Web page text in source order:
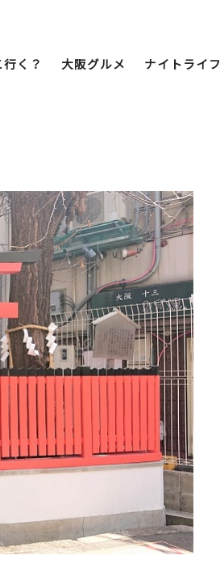
文化・歴史 展望台
街歩き クルーズ
天神祭り 建造物
行く？
天王寺・阿倍野・新世界
新大阪・十三
）
その他
大阪グルメ
ラーメン
ェ 酒
ナイトライフ